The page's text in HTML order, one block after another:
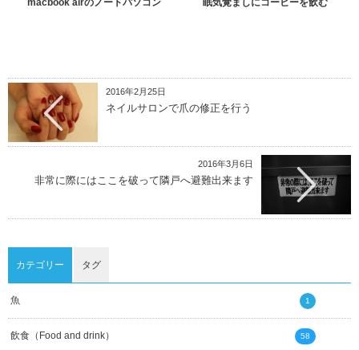
macbook airのノートパソコン 眠気覚ましにコーヒーを飲む
2016年2月25日
ネイルサロンで爪の修正を行う
2016年3月6日
非常に際にはここを破って隣戸へ避難出来ます
カテゴリー タグ
魚 1
飲食（Food and drink） 58